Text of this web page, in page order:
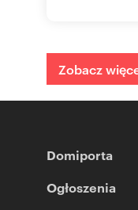
Zobacz
Domiporta
Ogłoszenia